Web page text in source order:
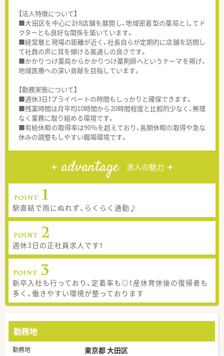
【法人特徴について】
■大田区を中心に計8店舗を展開し、地域密着型の薬局としてド
クターとも良好な関係を築いています。
■経営層と現場の距離が近く、社長自らが定期的に店舗を訪問し
て社員の声に耳を傾ける風通しの良さです。
■かかりつけ薬局からかかりつけ薬剤師へというテーマを掲げ、
地域医療への深い貢献を目指しています。
【勤務実態について】
■週休3日！プライベートの時間もしっかりと確保できます。
■残業時間は月平均10時間から20時間程度と比較的少なく、無理
なく業務に取り組める環境です。
■有給休暇の取得率は90％を超えており、長期休暇の取得や急な
休みの調整もしやすい職場環境です。
advantage 求人の魅力
駅直結で雨にぬれず、らくらく通勤♪
週休3日の正社員求人です！
新卒入社も行っており、定着率も◎！産休育休後の復帰者も
多く、働きやすい環境が整っております
勤務地
勤務地 東京都 大田区